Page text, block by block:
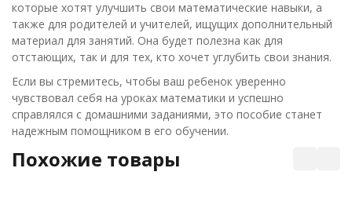
которые хотят улучшить свои математические навыки, а
также для родителей и учителей, ищущих дополнительный
материал для занятий. Она будет полезна как для
отстающих, так и для тех, кто хочет углубить свои знания.
Если вы стремитесь, чтобы ваш ребенок уверенно
чувствовал себя на уроках математики и успешно
справлялся с домашними заданиями, это пособие станет
надежным помощником в его обучении.
Похожие товары